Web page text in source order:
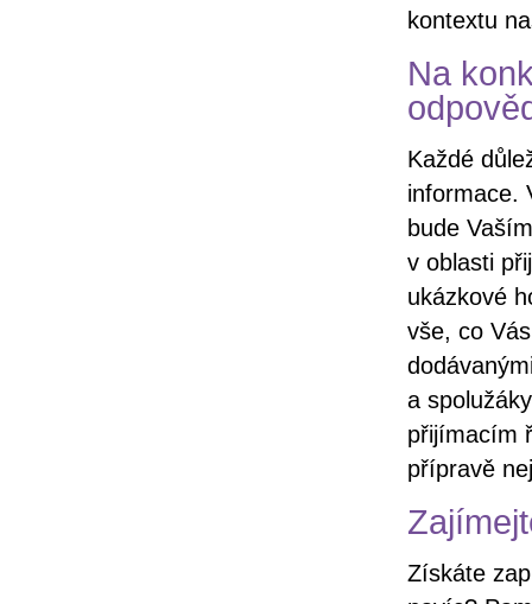
kontextu
Na
Každé
informace.
bude
v oblasti
ukázkové
vše, co
a
přijímacím
přípravě
Získáte